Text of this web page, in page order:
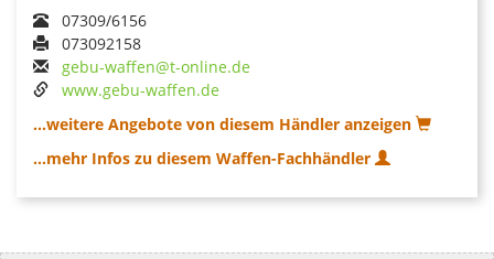
07309/6156
073092158
gebu-waffen@t-online.de
www.gebu-waffen.de
...weitere Angebote von diesem Händler anzeigen
...mehr Infos zu diesem Waffen-Fachhändler